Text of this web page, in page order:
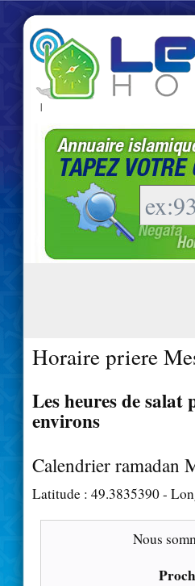
|
Horaire priere
Les heures de salat
environs
Calendrier ramadan
Latitude : 49.3835390-
Nous